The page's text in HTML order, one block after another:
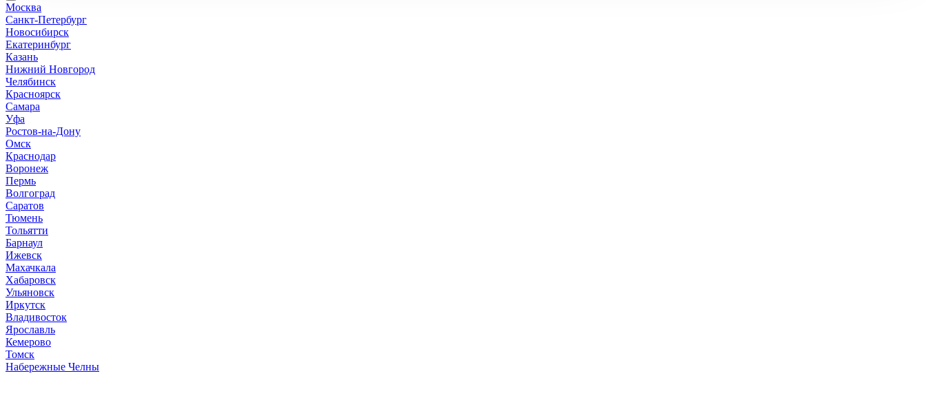
стеклоочистители
топливная система
тормозная система
трансмиссия
Москва
Санкт-Петербург
Новосибирск
Екатеринбург
Казань
Нижний Новгород
Челябинск
Красноярск
Самара
Уфа
Ростов-на-Дону
Омск
Краснодар
Воронеж
Пермь
Волгоград
Саратов
Тюмень
Тольятти
Барнаул
Ижевск
Махачкала
Хабаровск
Ульяновск
Иркутск
Владивосток
Ярославль
Кемерово
Томск
Набережные Челны